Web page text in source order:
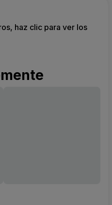
haz clic para ver los